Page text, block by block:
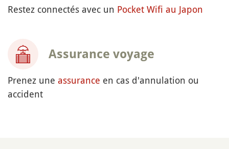
Restez connectés avec un Pocket Wifi au Japon
Assurance voyage
Prenez une assurance en cas d'annulation ou
accident